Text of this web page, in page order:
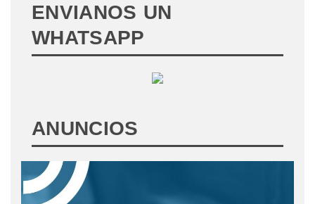
ENVIANOS UN
WHATSAPP
ANUNCIOS